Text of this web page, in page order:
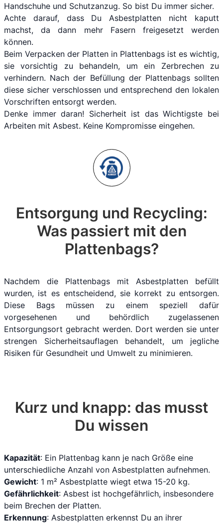
Handschuhe und Schutzanzug. So bist Du immer sicher.
Achte darauf, dass Du Asbestplatten nicht kaputt
machst, da dann mehr Fasern freigesetzt werden
können.
Beim Verpacken der Platten in Plattenbags ist es wichtig,
sie vorsichtig zu behandeln, um ein Zerbrechen zu
verhindern. Nach der Befüllung der Plattenbags sollten
diese sicher verschlossen und entsprechend den lokalen
Vorschriften entsorgt werden.
Denke immer daran! Sicherheit ist das Wichtigste bei
Arbeiten mit Asbest. Keine Kompromisse eingehen.
Entsorgung und Recycling:
Was passiert mit den
Plattenbags?
Nachdem die Plattenbags mit Asbestplatten befüllt
wurden, ist es entscheidend, sie korrekt zu entsorgen.
Diese Bags müssen zu einem speziell dafür
vorgesehenen und behördlich zugelassenen
Entsorgungsort gebracht werden. Dort werden sie unter
strengen Sicherheitsauflagen behandelt, um jegliche
Risiken für Gesundheit und Umwelt zu minimieren.
Kurz und knapp: das musst
Du wissen
Kapazität: Ein Plattenbag kann je nach Größe eine
unterschiedliche Anzahl von Asbestplatten aufnehmen.
Gewicht: 1 m² Asbestplatte wiegt etwa 15-20 kg.
Gefährlichkeit: Asbest ist hochgefährlich, insbesondere
beim Brechen der Platten.
Erkennung: Asbestplatten erkennst Du an ihrer